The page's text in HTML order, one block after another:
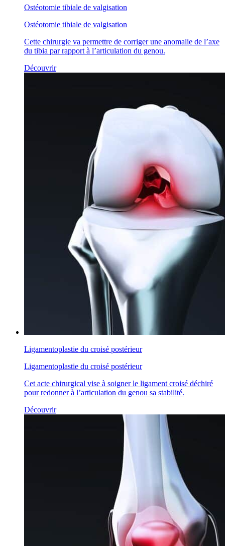
Ostéotomie tibiale de valgisation
Ostéotomie tibiale de valgisation
Cette chirurgie va permettre de corriger une anomalie de l’axe
du tibia par rapport à l’articulation du genou.
Découvrir
Ligamentoplastie du croisé postérieur
Ligamentoplastie du croisé postérieur
Cet acte chirurgical vise à soigner le ligament croisé déchiré
pour redonner à l’articulation du genou sa stabilité.
Découvrir